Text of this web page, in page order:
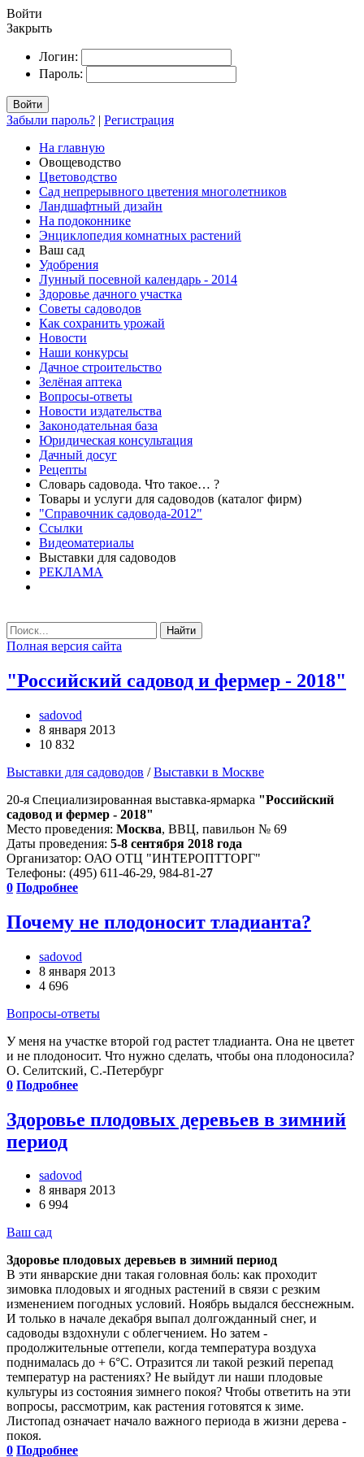
Войти
Закрыть
Логин:
Пароль:
Войти
Забыли пароль? | Регистрация
На главную
Овощеводство
Цветоводство
Сад непрерывного цветения многолетников
Ландшафтный дизайн
На подоконнике
Энциклопедия комнатных растений
Ваш сад
Удобрения
Лунный посевной календарь - 2014
Здоровье дачного участка
Советы садоводов
Как сохранить урожай
Новости
Наши конкурсы
Дачное строительство
Зелёная аптека
Вопросы-ответы
Новости издательства
Законодательная база
Юридическая консультация
Дачный досуг
Рецепты
Словарь садовода. Что такое… ?
Товары и услуги для садоводов (каталог фирм)
"Справочник садовода-2012"
Ссылки
Видеоматериалы
Выставки для садоводов
РЕКЛАМА
Найти
Полная версия сайта
"Российский садовод и фермер - 2018"
sadovod
8 января 2013
10 832
Выставки для садоводов /Выставки в Москве
20-я Специализированная выставка-ярмарка "Российский
садовод и фермер - 2018"
Место проведения: Москва, ВВЦ, павильон № 69
Даты проведения: 5-8 сентября 2018 года
Организатор: ОАО ОТЦ "ИНТЕРОПТТОРГ"
Телефоны: (495) 611-46-29, 984-81-27
0 Подробнее
Почему не плодоносит тладианта?
sadovod
8 января 2013
4 696
Вопросы-ответы
У меня на участке второй год растет тладианта. Она не цветет
и не плодоносит. Что нужно сделать, чтобы она плодоносила?
О. Селитский, С.-Петербург
0 Подробнее
Здоровье плодовых деревьев в зимний
период
sadovod
8 января 2013
6 994
Ваш сад
Здоровье плодовых деревьев в зимний период
В эти январские дни такая головная боль: как проходит
зимовка плодовых и ягодных растений в связи с резким
изменением погодных условий. Ноябрь выдался бесснежным.
И только в начале декабря выпал долгожданный снег, и
садоводы вздохнули с облегчением. Но затем -
продолжительные оттепели, когда температура воздуха
поднималась до + 6°С. Отразится ли такой резкий перепад
температур на растениях? Не выйдут ли наши плодовые
культуры из состояния зимнего покоя? Чтобы ответить на эти
вопросы, рассмотрим, как растения готовятся к зиме.
Листопад означает начало важного периода в жизни дерева -
покоя.
0 Подробнее